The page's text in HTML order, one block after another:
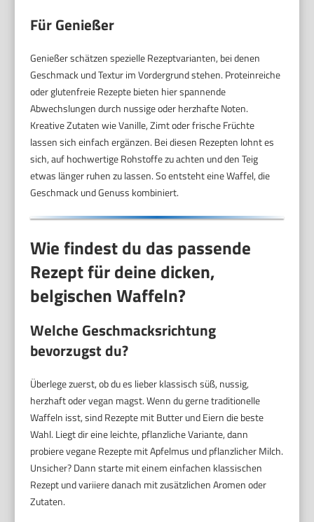
Für Genießer
Genießer schätzen spezielle Rezeptvarianten, bei denen
Geschmack und Textur im Vordergrund stehen. Proteinreiche
oder glutenfreie Rezepte bieten hier spannende
Abwechslungen durch nussige oder herzhafte Noten.
Kreative Zutaten wie Vanille, Zimt oder frische Früchte
lassen sich einfach ergänzen. Bei diesen Rezepten lohnt es
sich, auf hochwertige Rohstoffe zu achten und den Teig
etwas länger ruhen zu lassen. So entsteht eine Waffel, die
Geschmack und Genuss kombiniert.
Wie findest du das passende
Rezept für deine dicken,
belgischen Waffeln?
Welche Geschmacksrichtung
bevorzugst du?
Überlege zuerst, ob du es lieber klassisch süß, nussig,
herzhaft oder vegan magst. Wenn du gerne traditionelle
Waffeln isst, sind Rezepte mit Butter und Eiern die beste
Wahl. Liegt dir eine leichte, pflanzliche Variante, dann
probiere vegane Rezepte mit Apfelmus und pflanzlicher Milch.
Unsicher? Dann starte mit einem einfachen klassischen
Rezept und variiere danach mit zusätzlichen Aromen oder
Zutaten.